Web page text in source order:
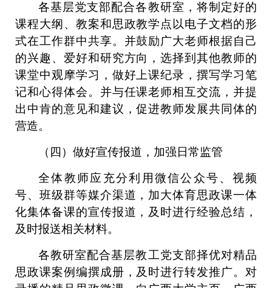
各基层党支部配合各教研室，将制定好的
课程大纲、教案和思政教学点以电子文档的形
式在工作群中共享。并鼓励广大老师根据自己
的兴趣、爱好和研究方向，选择到其他教师的
课堂中观摩学习，做好上课纪录，撰写学习笔
记和心得体会。并与任课老师相互交流，并提
出中肯的意见和建议，促进教师发展共同体的
营造。
（四）做好宣传报道，加强日常监管
全体教师应充分利用微信公众号、视频
号、班级群等媒介渠道，加大体育思政课一体
化集体备课的宣传报道，及时进行经验总结，
及时报送相关材料。
各教研室配合基层教工党支部择优对精品
思政课案例编撰成册，及时进行转发推广。对